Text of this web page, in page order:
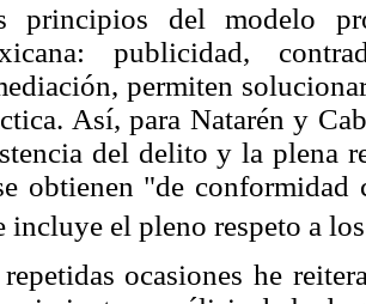
principios del modelo
publicidad,
permiten
Así, para Natarén y
del delito y la plena
obtienen "de
incluye el pleno respeto a
ocasiones he